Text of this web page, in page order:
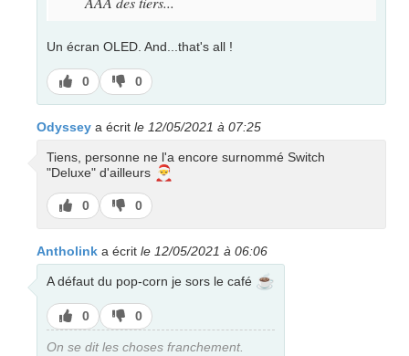
Un écran OLED. And...that's all !
J’aime
0
J’aime
pas
0
Odyssey a écrit le 12/05/2021 à 07:25
Tiens, personne ne l'a encore surnommé Switch
"Deluxe" d'ailleurs 🎅
J’aime
0
J’aime
pas
0
Antholink a écrit le 12/05/2021 à 06:06
A défaut du pop-corn je sors le café ☕
J’aime
0
J’aime
pas
0
On se dit les choses franchement.